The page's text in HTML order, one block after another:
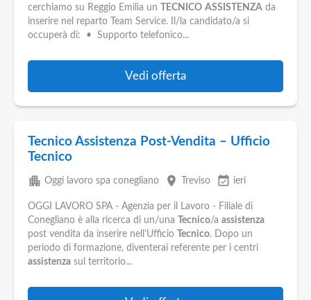
cerchiamo su Reggio Emilia un
TECNICO ASSISTENZA da
inserire nel reparto Team Service. Il/la candidato/a si
occuperà di: • Supporto telefonico...
Vedi offerta
Tecnico Assistenza Post-Vendita – Ufficio
Tecnico
apartment Oggi lavoro spa conegliano place Treviso event_available ieri
OGGI LAVORO SPA - Agenzia per il Lavoro - Filiale di
Conegliano è alla ricerca di un/una
Tecnico/a assistenza
post vendita da inserire nell'Ufficio
Tecnico. Dopo un
periodo di formazione, diventerai referente per i centri
assistenza sul territorio...